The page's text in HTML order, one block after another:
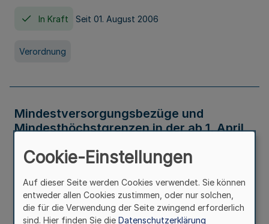
In Kraft Seit 01. August 2006
Verordnung
Mindestversorgungsbezüge und
Mindesthöchstgrenzen in der ab 1. April
Verwaltungsvorschrift
Cookie-Einstellungen
Auf dieser Seite werden Cookies verwendet. Sie können
entweder allen Cookies zustimmen, oder nur solchen,
die für die Verwendung der Seite zwingend erforderlich
sind. Hier finden Sie die Datenschutzerklärung